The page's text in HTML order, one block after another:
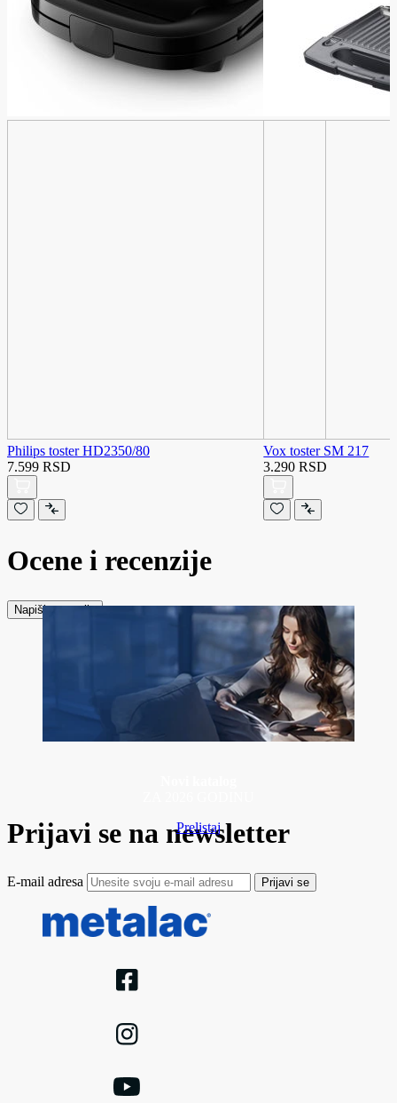
Philips toster HD2350/80
7.599 RSD
Vox toster SM 217
3.290 RSD
Ocene i recenzije
Napiši recenziju
Prelistaj
Prijavi se na newsletter
E-mail adresa Prijavi se